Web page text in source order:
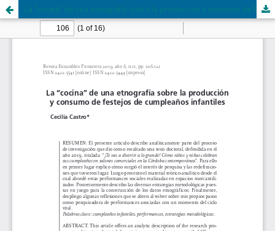
La “cocina” de una etnografía sobre la producción y consumo de festejos de cumpleaños infantiles